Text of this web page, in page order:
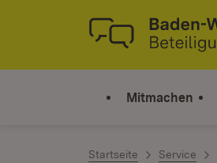
Zum Inhalt springen
Link zur Startseite
Mitmachen
Startseite Service